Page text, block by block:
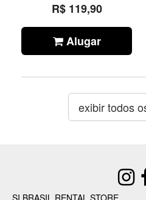
R$ 119,90
Alugar
exibir todos